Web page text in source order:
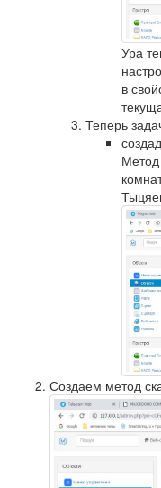
Ура
в
Теперь
Метод
Создаем метод